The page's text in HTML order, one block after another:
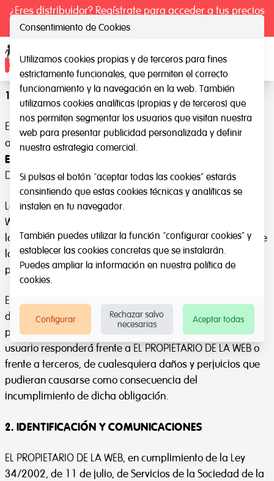
¿Eres distribuidor? Regístrate para acceder a tus precios
exclusivos.
Aviso legal
1. OBJETO Y ACEPTACIÓN
El presente aviso legal regula el uso del sitio web (en
adelante, LA WEB), del que es titular
MATERIAL
EDUCATIVO HENBEA S.L.
DE LA WEB).
La navegación por el sitio web de EL PROPIETARIO DE LA
WEB atribuye la condición de usuario del mismo e implica
la aceptación plena y sin reservas de todas y cada una de
las disposiciones incluidas en este Aviso Legal, que
pueden sufrir modificaciones.
El usuario se obliga a hacer un uso correcto del sitio web
de conformidad con las leyes, la buena fe, el orden
público, los usos del tráfico y el presente Aviso Legal. El
usuario responderá frente a EL PROPIETARIO DE LA WEB o
frente a terceros, de cualesquiera daños y perjuicios que
pudieran causarse como consecuencia del
incumplimiento de dicha obligación.
2. IDENTIFICACIÓN Y COMUNICACIONES
EL PROPIETARIO DE LA WEB, en cumplimiento de la Ley
34/2002, de 11 de julio, de Servicios de la Sociedad de la
Consentimiento de Cookies
Utilizamos cookies propias y de terceros para fines
estrictamente funcionales, que permiten el correcto
funcionamiento y la navegación en la web. También
utilizamos cookies analíticas (propias y de terceros) que
nos permiten segmentar los usuarios que visitan nuestra
web para presentar publicidad personalizada y definir
nuestra estrategia comercial.
Si pulsas el botón “aceptar todas las cookies” estarás
consintiendo que estas cookies técnicas y analíticas se
instalen en tu navegador.
También puedes utilizar la función “configurar cookies” y
establecer las cookies concretas que se instalarán.
Puedes ampliar la información en nuestra política de
cookies.
Configurar
Rechazar salvo
necesarias
Aceptar todas